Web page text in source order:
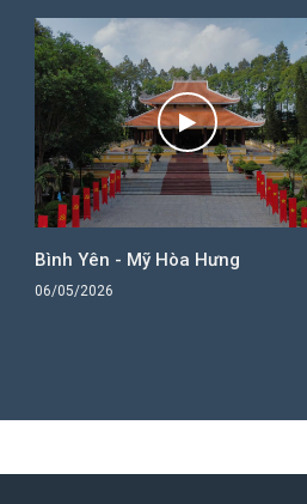
Bình Yên - Mỹ Hòa Hưng
06/05/2026